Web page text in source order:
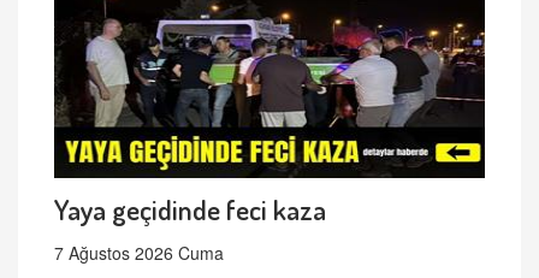
Yaya geçidinde feci kaza
7 Ağustos 2026 Cuma